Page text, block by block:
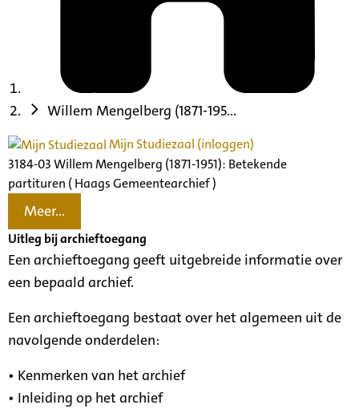
Willem Mengelberg (1871-195...
Mijn Studiezaal (inloggen)
3184-03 Willem Mengelberg (1871-1951): Betekende
partituren ( Haags Gemeentearchief )
Meer...
Uitleg bij archieftoegang
Een archieftoegang geeft uitgebreide informatie over
een bepaald archief.
Een archieftoegang bestaat over het algemeen uit de
navolgende onderdelen:
• Kenmerken van het archief
• Inleiding op het archief